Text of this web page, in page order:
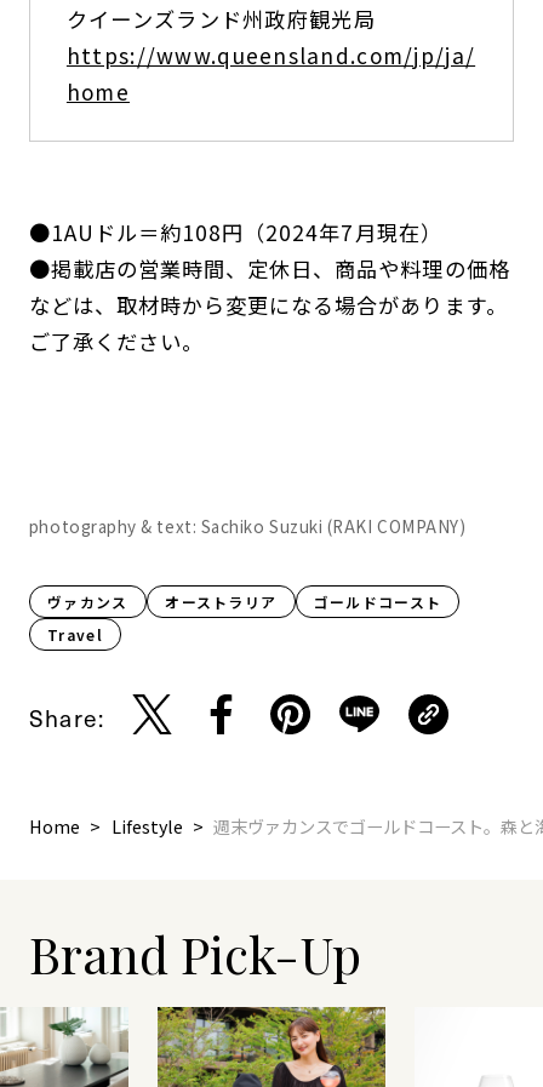
クイーンズランド州政府観光局
https://www.queensland.com/jp/ja/
home
●1AUドル＝約108円（2024年7月現在）
●掲載店の営業時間、定休日、商品や料理の価格
などは、取材時から変更になる場合があります。
ご了承ください。
photography & text: Sachiko Suzuki (RAKI COMPANY)
ヴァカンス オーストラリア
ゴールドコースト
Travel
Share:
Home Lifestyle 週末ヴァカンスでゴールドコースト。森
Brand Pick-Up